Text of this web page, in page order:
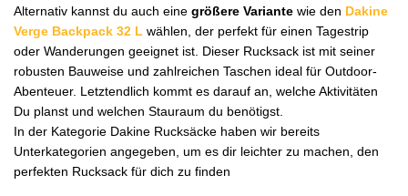
Alternativ kannst du auch eine größere Variante wie den Dakine
Verge Backpack 32 L wählen, der perfekt für einen Tagestrip
oder Wanderungen geeignet ist. Dieser Rucksack ist mit seiner
robusten Bauweise und zahlreichen Taschen ideal für Outdoor-
Abenteuer. Letztendlich kommt es darauf an, welche Aktivitäten
Du planst und welchen Stauraum du benötigst.
In der Kategorie Dakine Rucksäcke haben wir bereits
Unterkategorien angegeben, um es dir leichter zu machen, den
perfekten Rucksack für dich zu finden